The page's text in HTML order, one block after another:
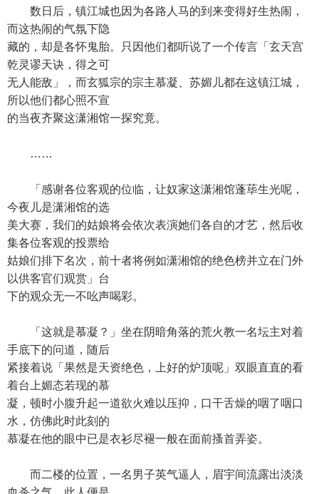
数日后，镇江城也因为各路人马的到来变得好生热闹，
而这热闹的气氛下隐
藏的，却是各怀鬼胎。只因他们都听说了一个传言「玄天宫
乾灵谬天诀，得之可
无人能敌」，而玄狐宗的宗主慕凝、苏媚儿都在这镇江城，
所以他们都心照不宣
的当夜齐聚这潇湘馆一探究竟。
……
「感谢各位客观的位临，让奴家这潇湘馆蓬荜生光呢，
今夜儿是潇湘馆的选
美大赛，我们的姑娘将会依次表演她们各自的才艺，然后收
集各位客观的投票给
姑娘们排下名次，前十者将例如潇湘馆的绝色榜并立在门外
以供客官们观赏」台
下的观众无一不吆声喝彩。
「这就是慕凝？」坐在阴暗角落的荒火教一名坛主对着
手底下的问道，随后
紧接着说「果然是天资绝色，上好的炉顶呢」双眼直直的看
着台上媚态若现的慕
凝，顿时小腹升起一道欲火难以压抑，口干舌燥的咽了咽口
水，仿佛此时此刻的
慕凝在他的眼中已是衣衫尽褪一般在面前搔首弄姿。
而二楼的位置，一名男子英气逼人，眉宇间流露出淡淡